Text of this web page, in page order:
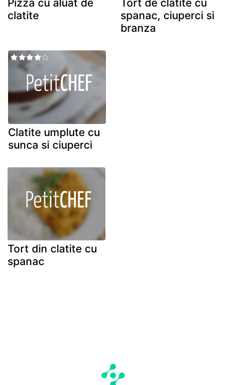
Pizza cu aluat de
clatite
Tort de clatite cu
spanac, ciuperci si
branza
Clatite umplute cu
sunca si ciuperci
Tort din clatite cu
spanac